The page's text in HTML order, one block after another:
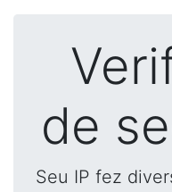
de
Seu IP fez